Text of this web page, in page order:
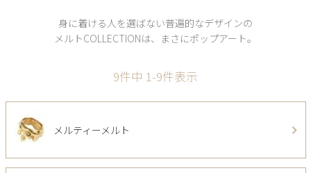
身に着ける人を選ばない普遍的なデザインの
メルトCOLLECTIONは、まさにポップアート。
9件中 1-9件表示
メルティーメルト